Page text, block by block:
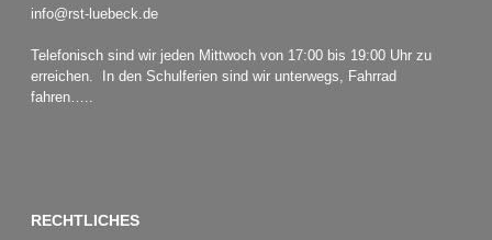
info@rst-luebeck.de
Telefonisch sind wir jeden Mittwoch von 17:00 bis 19:00 Uhr zu
erreichen. In den Schulferien sind wir unterwegs, Fahrrad
fahren…..
RECHTLICHES